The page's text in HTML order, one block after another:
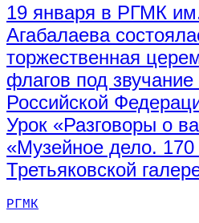
19 января в РГМК
Агабалаева
торжественная
флагов под
Российской
Урок «Разговоры о
«Музейное дело. 170
Третьяковской
РГМК